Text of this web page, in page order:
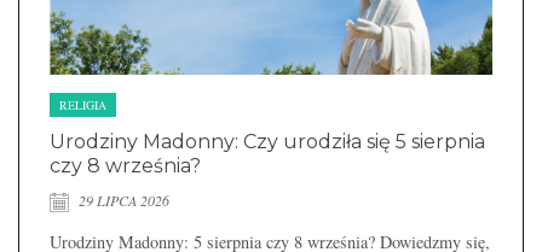
RELIGIA
Urodziny Madonny: Czy urodziła się 5 sierpnia
czy 8 września?
29 LIPCA 2026
Urodziny Madonny: 5 sierpnia czy 8 września? Dowiedzmy się,